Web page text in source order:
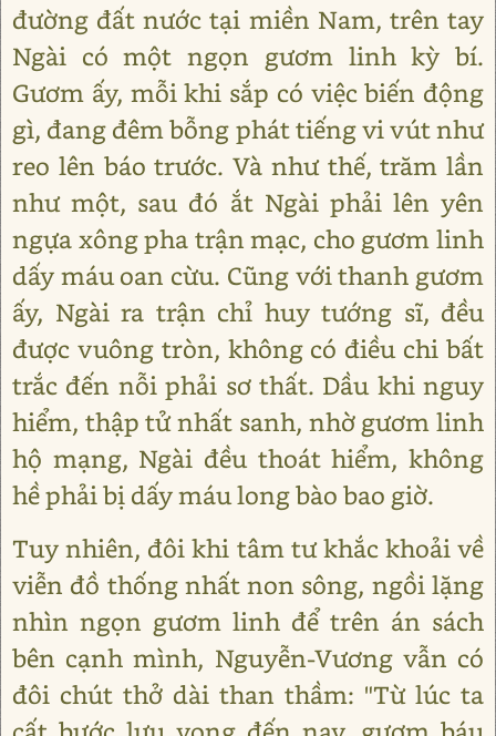
đường đất nước tại miền Nam, trên tay
Ngài có một ngọn gươm linh kỳ bí.
Gươm ấy, mỗi khi sắp có việc biến động
gì, đang đêm bỗng phát tiếng vi vút như
reo lên báo trước. Và như thế, trăm lần
như một, sau đó ắt Ngài phải lên yên
ngựa xông pha trận mạc, cho gươm linh
dấy máu oan cừu. Cũng với thanh gươm
ấy, Ngài ra trận chỉ huy tướng sĩ, đều
được vuông tròn, không có điều chi bất
trắc đến nỗi phải sơ thất. Dầu khi nguy
hiểm, thập tử nhất sanh, nhờ gươm linh
hộ mạng, Ngài đều thoát hiểm, không
hề phải bị dấy máu long bào bao giờ.
Tuy nhiên, đôi khi tâm tư khắc khoải về
viễn đồ thống nhất non sông, ngồi lặng
nhìn ngọn gươm linh để trên án sách
bên cạnh mình, Nguyễn-Vương vẫn có
đôi chút thở dài than thầm: "Từ lúc ta